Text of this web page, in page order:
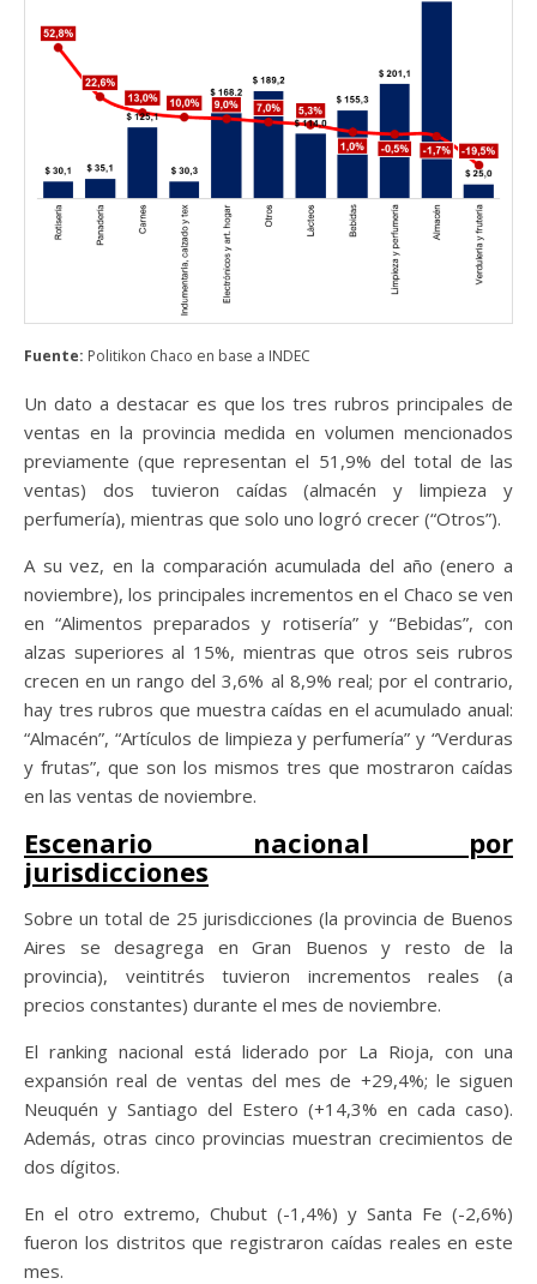
Fuente: Politikon Chaco en base a INDEC
Un dato a destacar es que los tres rubros principales de
ventas en la provincia medida en volumen mencionados
previamente (que representan el 51,9% del total de las
ventas) dos tuvieron caídas (almacén y limpieza y
perfumería), mientras que solo uno logró crecer (“Otros”).
A su vez, en la comparación acumulada del año (enero a
noviembre), los principales incrementos en el Chaco se ven
en “Alimentos preparados y rotisería” y “Bebidas”, con
alzas superiores al 15%, mientras que otros seis rubros
crecen en un rango del 3,6% al 8,9% real; por el contrario,
hay tres rubros que muestra caídas en el acumulado anual:
“Almacén”, “Artículos de limpieza y perfumería” y “Verduras
y frutas”, que son los mismos tres que mostraron caídas
en las ventas de noviembre.
Escenario nacional por
jurisdicciones
Sobre un total de 25 jurisdicciones (la provincia de Buenos
Aires se desagrega en Gran Buenos y resto de la
provincia), veintitrés tuvieron incrementos reales (a
precios constantes) durante el mes de noviembre.
El ranking nacional está liderado por La Rioja, con una
expansión real de ventas del mes de +29,4%; le siguen
Neuquén y Santiago del Estero (+14,3% en cada caso).
Además, otras cinco provincias muestran crecimientos de
dos dígitos.
En el otro extremo, Chubut (-1,4%) y Santa Fe (-2,6%)
fueron los distritos que registraron caídas reales en este
mes.